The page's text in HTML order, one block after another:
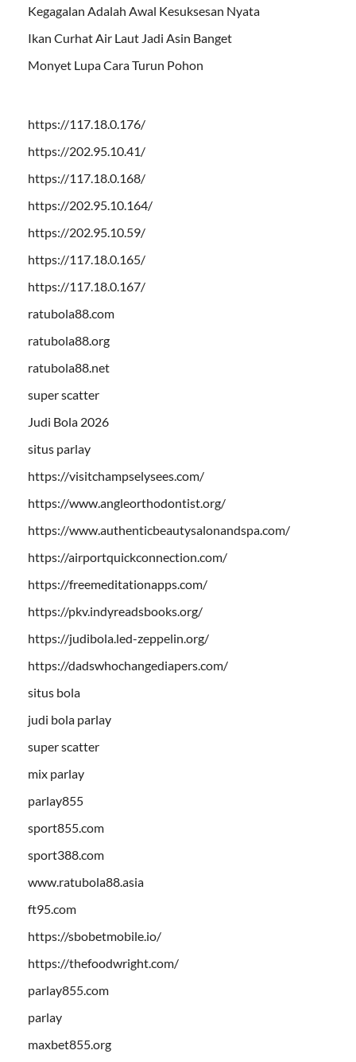
Kegagalan Adalah Awal Kesuksesan Nyata
Ikan Curhat Air Laut Jadi Asin Banget
Monyet Lupa Cara Turun Pohon
https://117.18.0.176/
https://202.95.10.41/
https://117.18.0.168/
https://202.95.10.164/
https://202.95.10.59/
https://117.18.0.165/
https://117.18.0.167/
ratubola88.com
ratubola88.org
ratubola88.net
super scatter
Judi Bola 2026
situs parlay
https://visitchampselysees.com/
https://www.angleorthodontist.org/
https://www.authenticbeautysalonandspa.com/
https://airportquickconnection.com/
https://freemeditationapps.com/
https://pkv.indyreadsbooks.org/
https://judibola.led-zeppelin.org/
https://dadswhochangediapers.com/
situs bola
judi bola parlay
super scatter
mix parlay
parlay855
sport855.com
sport388.com
www.ratubola88.asia
ft95.com
https://sbobetmobile.io/
https://thefoodwright.com/
parlay855.com
parlay
maxbet855.org